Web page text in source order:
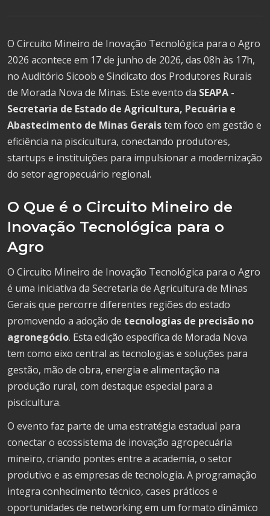
O Circuito Mineiro de Inovação Tecnológica para o Agro
2026 acontece em 17 de junho de 2026, das 08h às 17h,
no Auditório Sicoob e Sindicato dos Produtores Rurais
de Morada Nova de Minas. Este evento da SEAPA -
Secretaria de Estado de Agricultura, Pecuária e
Abastecimento de Minas Geraistem foco em gestão e
eficiência na piscicultura, conectando produtores,
startups e instituições para impulsionar a modernização
do setor agropecuário regional.
O Que é o Circuito Mineiro de
Inovação Tecnológica para o
Agro
O Circuito Mineiro de Inovação Tecnológica para o Agro
é uma iniciativa da Secretaria de Agricultura de Minas
Gerais que percorre diferentes regiões do estado
promovendo a adoção de tecnologias de precisão no
agronegócio. Esta edição específica de Morada Nova
tem como eixo central as tecnologias e soluções para
gestão, mão de obra, energia e alimentação na
produção rural, com destaque especial para a
piscicultura.
O evento faz parte de uma estratégia estadual para
conectar o ecossistema de inovação agropecuária
mineiro, criando pontes entre a academia, o setor
produtivo e as empresas de tecnologia. A programação
integra conhecimento técnico, cases práticos e
oportunidades de networking em um formato dinâmico